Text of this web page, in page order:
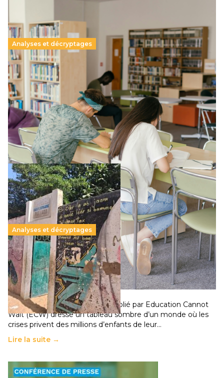
Analyses et décryptages
Supérieur privé : une dérive qui met à mal la
promesse républicaine
11 juillet 2026-
Le projet de loi sur la régulation de l’enseignement
supérieur privé met en lumière l’amplification d’un système
qui relègue l’acte pédagogique au superfétatoire, voire à…
Lire la suite →
Analyses et décryptages
258 millions d’enfants victimes de la guerre, des
chocs climatiques et des déplacements de
population
11 juillet 2026- National
Un nouveau rapport mondial publié par Education Cannot
Wait (ECW) dresse un tableau sombre d’un monde où les
crises privent des millions d’enfants de leur…
Lire la suite →